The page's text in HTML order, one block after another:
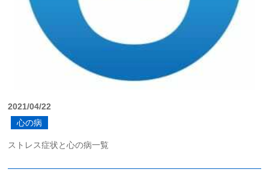
2021/04/22
心の病
ストレス症状と心の病一覧